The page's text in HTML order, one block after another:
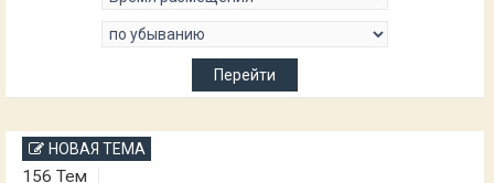
НОВАЯ ТЕМА
156 Тем